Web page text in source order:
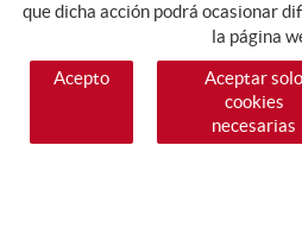
que dicha acción podrá ocasionar
la página
Acepto
Aceptar solo
cookies
necesarias